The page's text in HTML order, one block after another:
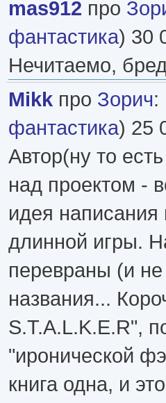
mas912 про
фантастика) 30
Нечитаемо,
Mikk про Зорич:
фантастика) 25
Автор(ну то
над проектом -
идея написания
длинной игры.
перевраны (и
названия...
S.T.A.L.K.E.R",
"иронической
книга одна, и